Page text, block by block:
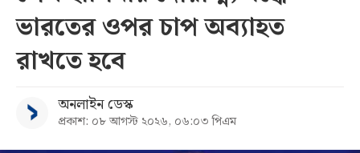
ভারতের ওপর চাপ অব্যাহত
রাখতে হবে
অনলাইন ডেস্ক
প্রকাশ: ০৮ আগস্ট ২০২৬, ০৬:০৩ পিএম